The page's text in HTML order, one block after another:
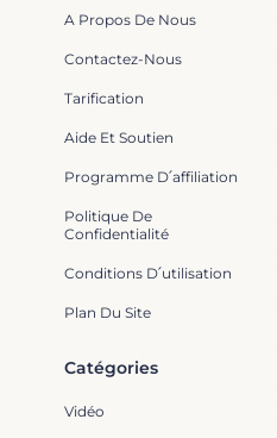
A Propos De Nous
Contactez-Nous
Tarification
Aide Et Soutien
Programme D՛affiliation
Politique De
Confidentialité
Conditions D՛utilisation
Plan Du Site
Catégories
Vidéo